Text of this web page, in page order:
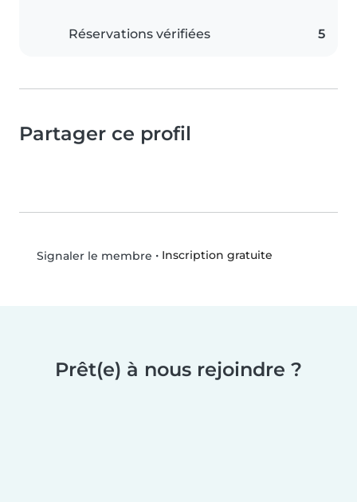
Réservations vérifiées 5
Partager ce profil
Signaler le membre • Inscription gratuite
Prêt(e) à nous rejoindre ?